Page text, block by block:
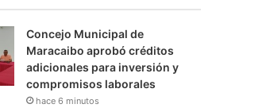
Concejo Municipal de
Maracaibo aprobó créditos
adicionales para inversión y
compromisos laborales
hace 6 minutos